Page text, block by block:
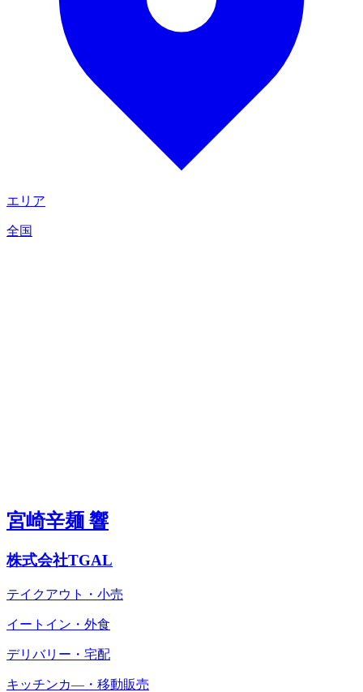
エリア
全国
宮崎辛麺 響
株式会社TGAL
テイクアウト・小売
イートイン・外食
デリバリー・宅配
キッチンカ―・移動販売